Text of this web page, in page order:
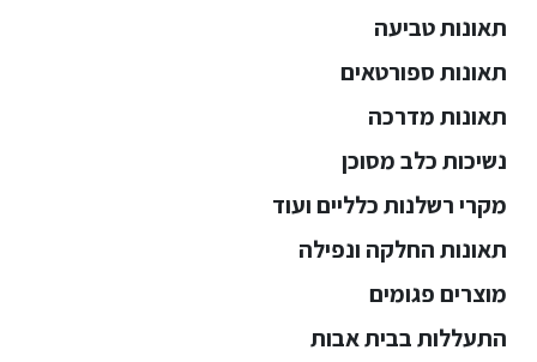
תאונות טביעה
תאונות ספורטאים
תאונות מדרכה
נשיכות כלב מסוכן
מקרי רשלנות כלליים ועוד
תאונות החלקה ונפילה
מוצרים פגומים
התעללות בבית אבות